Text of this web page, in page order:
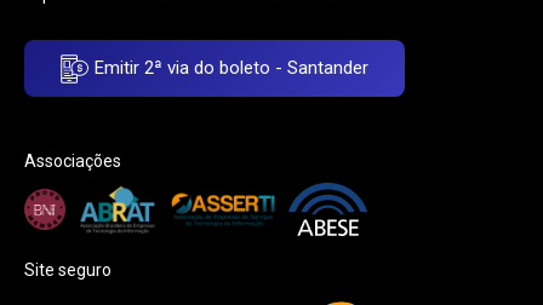
Emitir 2ª via do boleto - Santander
Associações
Site seguro